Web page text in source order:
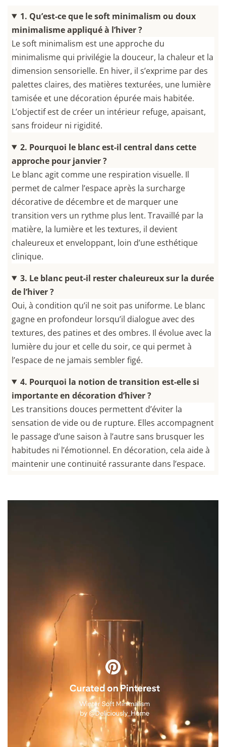
1. Qu’est-ce que le soft minimalism ou doux
minimalisme appliqué à l’hiver ?
Le soft minimalism est une approche du
minimalisme qui privilégie la douceur, la chaleur et la
dimension sensorielle. En hiver, il s’exprime par des
palettes claires, des matières texturées, une lumière
tamisée et une décoration épurée mais habitée.
L’objectif est de créer un intérieur refuge, apaisant,
sans froideur ni rigidité.
2. Pourquoi le blanc est-il central dans cette
approche pour janvier ?
Le blanc agit comme une respiration visuelle. Il
permet de calmer l’espace après la surcharge
décorative de décembre et de marquer une
transition vers un rythme plus lent. Travaillé par la
matière, la lumière et les textures, il devient
chaleureux et enveloppant, loin d’une esthétique
clinique.
3. Le blanc peut-il rester chaleureux sur la durée
de l’hiver ?
Oui, à condition qu’il ne soit pas uniforme. Le blanc
gagne en profondeur lorsqu’il dialogue avec des
textures, des patines et des ombres. Il évolue avec la
lumière du jour et celle du soir, ce qui permet à
l’espace de ne jamais sembler figé.
4. Pourquoi la notion de transition est-elle si
importante en décoration d’hiver ?
Les transitions douces permettent d’éviter la
sensation de vide ou de rupture. Elles accompagnent
le passage d’une saison à l’autre sans brusquer les
habitudes ni l’émotionnel. En décoration, cela aide à
maintenir une continuité rassurante dans l’espace.